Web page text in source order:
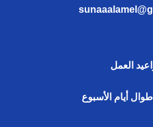
العمل